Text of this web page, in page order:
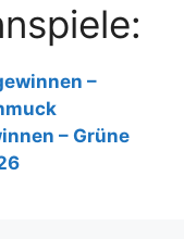
–
– Grüne